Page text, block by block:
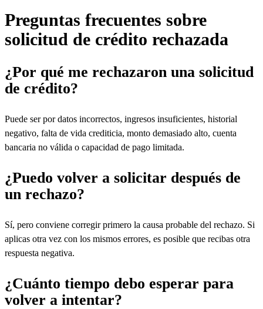
Preguntas frecuentes sobre
solicitud de crédito rechazada
¿Por qué me rechazaron una solicitud
de crédito?
Puede ser por datos incorrectos, ingresos insuficientes, historial
negativo, falta de vida crediticia, monto demasiado alto, cuenta
bancaria no válida o capacidad de pago limitada.
¿Puedo volver a solicitar después de
un rechazo?
Sí, pero conviene corregir primero la causa probable del rechazo. Si
aplicas otra vez con los mismos errores, es posible que recibas otra
respuesta negativa.
¿Cuánto tiempo debo esperar para
volver a intentar?